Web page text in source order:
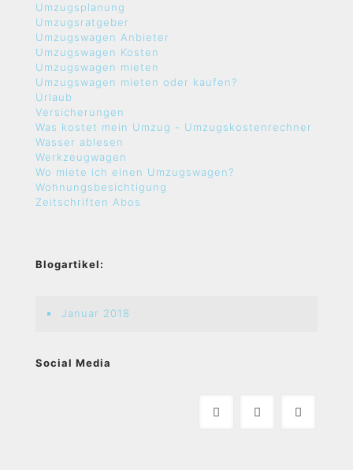
Umzugsplanung
Umzugsratgeber
Umzugswagen Anbieter
Umzugswagen Kosten
Umzugswagen mieten
Umzugswagen mieten oder kaufen?
Urlaub
Versicherungen
Was kostet mein Umzug - Umzugskostenrechner
Wasser ablesen
Werkzeugwagen
Wo miete ich einen Umzugswagen?
Wohnungsbesichtigung
Zeitschriften Abos
Blogartikel:
Januar 2018
Social Media